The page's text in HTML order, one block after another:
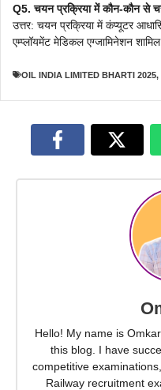
Q5. चयन प्रक्रिया में कौन-कौन से
उत्तर: चयन प्रक्रिया में कंप्यूटर
एम्प्लॉयमेंट मेडिकल एग्जामिनेशन
OIL INDIA LIMITED BHARTI 2025,
Hello! My name is
this blog. I have
competitive
Railway recruitment